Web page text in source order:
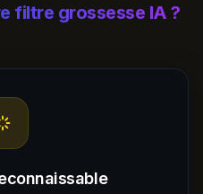
filtre grossesse IA ?